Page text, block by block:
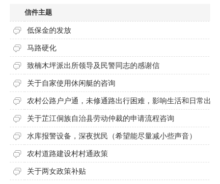
信件主题
低保金的发放
马路硬化
致楠木坪派出所领导及民警同志的感谢信
关于自家使用休闲艇的咨询
农村公路户户通，未修通路出行困难，影响生活和日常出行
关于芷江侗族自治县劳动仲裁的申请流程咨询
水库报警设备，深夜扰民（希望能尽量减小些声音）
农村道路建设村村通政策
关于两女政策补贴